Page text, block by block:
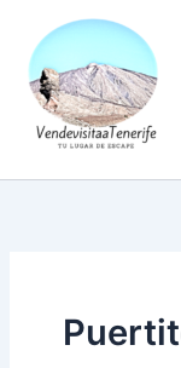
contenido